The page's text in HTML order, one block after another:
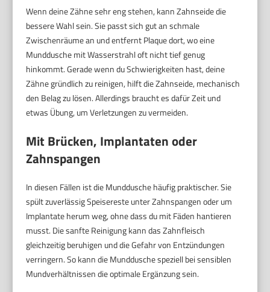
Wenn deine Zähne sehr eng stehen, kann Zahnseide die
bessere Wahl sein. Sie passt sich gut an schmale
Zwischenräume an und entfernt Plaque dort, wo eine
Munddusche mit Wasserstrahl oft nicht tief genug
hinkommt. Gerade wenn du Schwierigkeiten hast, deine
Zähne gründlich zu reinigen, hilft die Zahnseide, mechanisch
den Belag zu lösen. Allerdings braucht es dafür Zeit und
etwas Übung, um Verletzungen zu vermeiden.
Mit Brücken, Implantaten oder
Zahnspangen
In diesen Fällen ist die Munddusche häufig praktischer. Sie
spült zuverlässig Speisereste unter Zahnspangen oder um
Implantate herum weg, ohne dass du mit Fäden hantieren
musst. Die sanfte Reinigung kann das Zahnfleisch
gleichzeitig beruhigen und die Gefahr von Entzündungen
verringern. So kann die Munddusche speziell bei sensiblen
Mundverhältnissen die optimale Ergänzung sein.